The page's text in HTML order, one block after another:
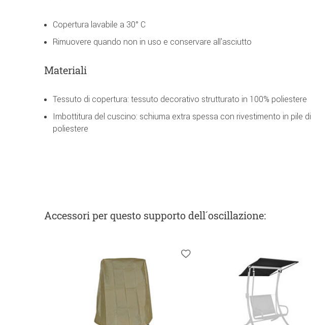
Copertura lavabile a 30° C
Rimuovere quando non in uso e conservare all'asciutto
Materiali
Tessuto di copertura: tessuto decorativo strutturato in 100% poliestere
Imbottitura del cuscino: schiuma extra spessa con rivestimento in pile di
poliestere
Accessoriper questo supporto dell´oscillazione: